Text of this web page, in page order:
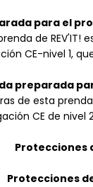
para el
de REV'IT!
CE-nivel 1,
preparada
de esta
CE de nivel
Protecciones
Protecciones